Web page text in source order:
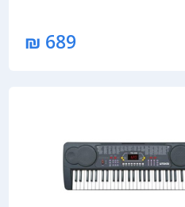
689 ₪